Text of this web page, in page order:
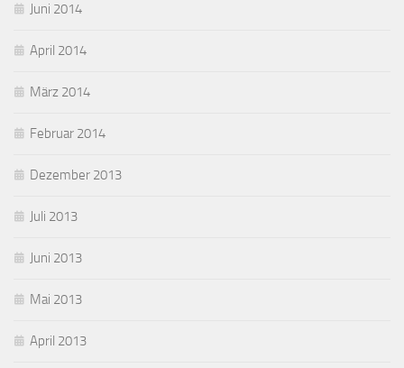
Juni 2014
April 2014
März 2014
Februar 2014
Dezember 2013
Juli 2013
Juni 2013
Mai 2013
April 2013